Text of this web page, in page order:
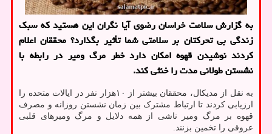
به گزارش سلامت خراسان رضوی آیا نگران این هستید که سبک
زندگی بی تحرکتان بر سلامتی شما تأثیر بگذارد؟ محققان اعلام
کردند نوشیدن قهوه امکان دارد خطر مرگ ومیر در رابطه با
نشستن طولانی مدت را خنثی کند.
به نقل از مدیکال، محققان بیشتر از ۱۰هزار نفر در ایالات متحده را
ارزیابی کردند تا ارتباط مشترک بین زمان نشستن روزانه و مصرف
قهوه بر مرگ ومیر ناشی از همه دلایل و مرگ ومیرهای قلبی
عروقی را تخمین بزنند.